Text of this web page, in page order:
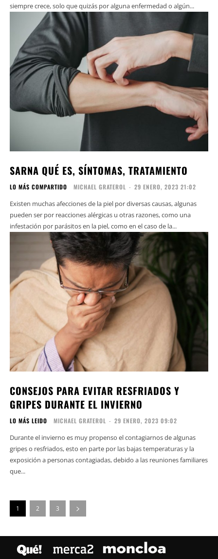
siempre crece, solo que quizás por alguna enfermedad o algún...
SARNA QUÉ ES, SÍNTOMAS, TRATAMIENTO
LO MÁS COMPARTIDO MICHAEL GRATEROL - 29 ENERO, 2023 21:02
Existen muchas afecciones de la piel por diversas causas, algunas
pueden ser por reacciones alérgicas u otras razones, como una
infestación por parásitos en la piel, como en el caso de la...
CONSEJOS PARA EVITAR RESFRIADOS Y
GRIPES DURANTE EL INVIERNO
LO MÁS LEIDO MICHAEL GRATEROL - 29 ENERO, 2023 09:02
Durante el invierno es muy propenso el contagiarnos de algunas
gripes o resfriados, esto en parte por las bajas temperaturas y la
exposición a personas contagiadas, debido a las reuniones familiares
que...
1 2 3